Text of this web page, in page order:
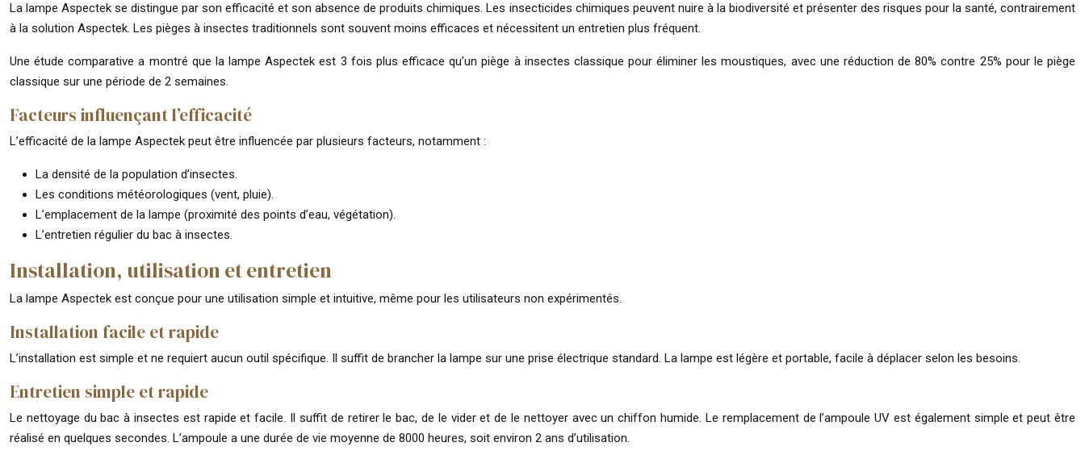
La lampe Aspectek se distingue par son efficacité et son absence de produits chimiques. Les insecticides chimiques peuvent nuire à la biodiversité et présenter des risques pour la santé, contrairement
à la solution Aspectek. Les pièges à insectes traditionnels sont souvent moins efficaces et nécessitent un entretien plus fréquent.
Une étude comparative a montré que la lampe Aspectek est 3 fois plus efficace qu’un piège à insectes classique pour éliminer les moustiques, avec une réduction de 80% contre 25% pour le piège
classique sur une période de 2 semaines.
Facteurs influençant l’efficacité
L’efficacité de la lampe Aspectek peut être influencée par plusieurs facteurs, notamment :
La densité de la population d’insectes.
Les conditions météorologiques (vent, pluie).
L’emplacement de la lampe (proximité des points d’eau, végétation).
L’entretien régulier du bac à insectes.
Installation, utilisation et entretien
La lampe Aspectek est conçue pour une utilisation simple et intuitive, même pour les utilisateurs non expérimentés.
Installation facile et rapide
L’installation est simple et ne requiert aucun outil spécifique. Il suffit de brancher la lampe sur une prise électrique standard. La lampe est légère et portable, facile à déplacer selon les besoins.
Entretien simple et rapide
Le nettoyage du bac à insectes est rapide et facile. Il suffit de retirer le bac, de le vider et de le nettoyer avec un chiffon humide. Le remplacement de l’ampoule UV est également simple et peut être
réalisé en quelques secondes. L’ampoule a une durée de vie moyenne de 8000 heures, soit environ 2 ans d’utilisation.